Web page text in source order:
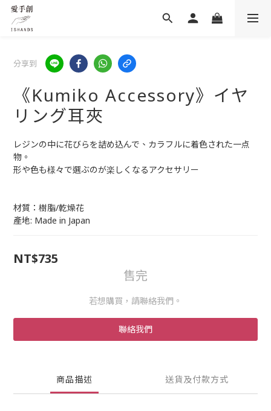
分享到
《Kumiko Accessory》イヤ
リング耳夾
レジンの中に花びらを詰め込んで、カラフルに着色された一点
物。
形や色も様々で選ぶのが楽しくなるアクセサリー
材質：樹脂/乾燥花
產地: Made in Japan
NT$735
售完
若想購買，請聯絡我們。
聯絡我們
商品描述 送貨及付款方式